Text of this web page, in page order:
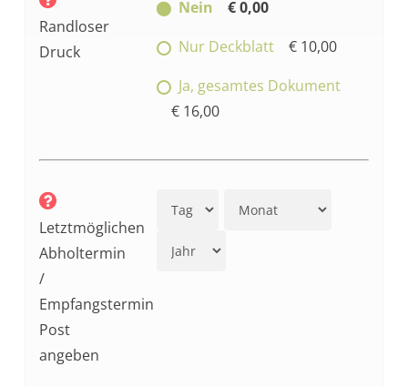
Randloser
Druck
Nein
€ 0,00
Nur Deckblatt
€ 10,00
Ja, gesamtes Dokument
€ 16,00
Letztmöglichen
Abholtermin
/
Empfangstermin
Post
angeben